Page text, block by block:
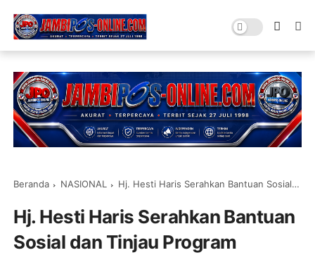
Beranda NASIONAL Hj. Hesti Haris Serahkan Bantuan Sosial dan Tinjau Program Pemberdayaan Masyarakat di Muarojambi
Hj. Hesti Haris Serahkan Bantuan
Sosial dan Tinjau Program